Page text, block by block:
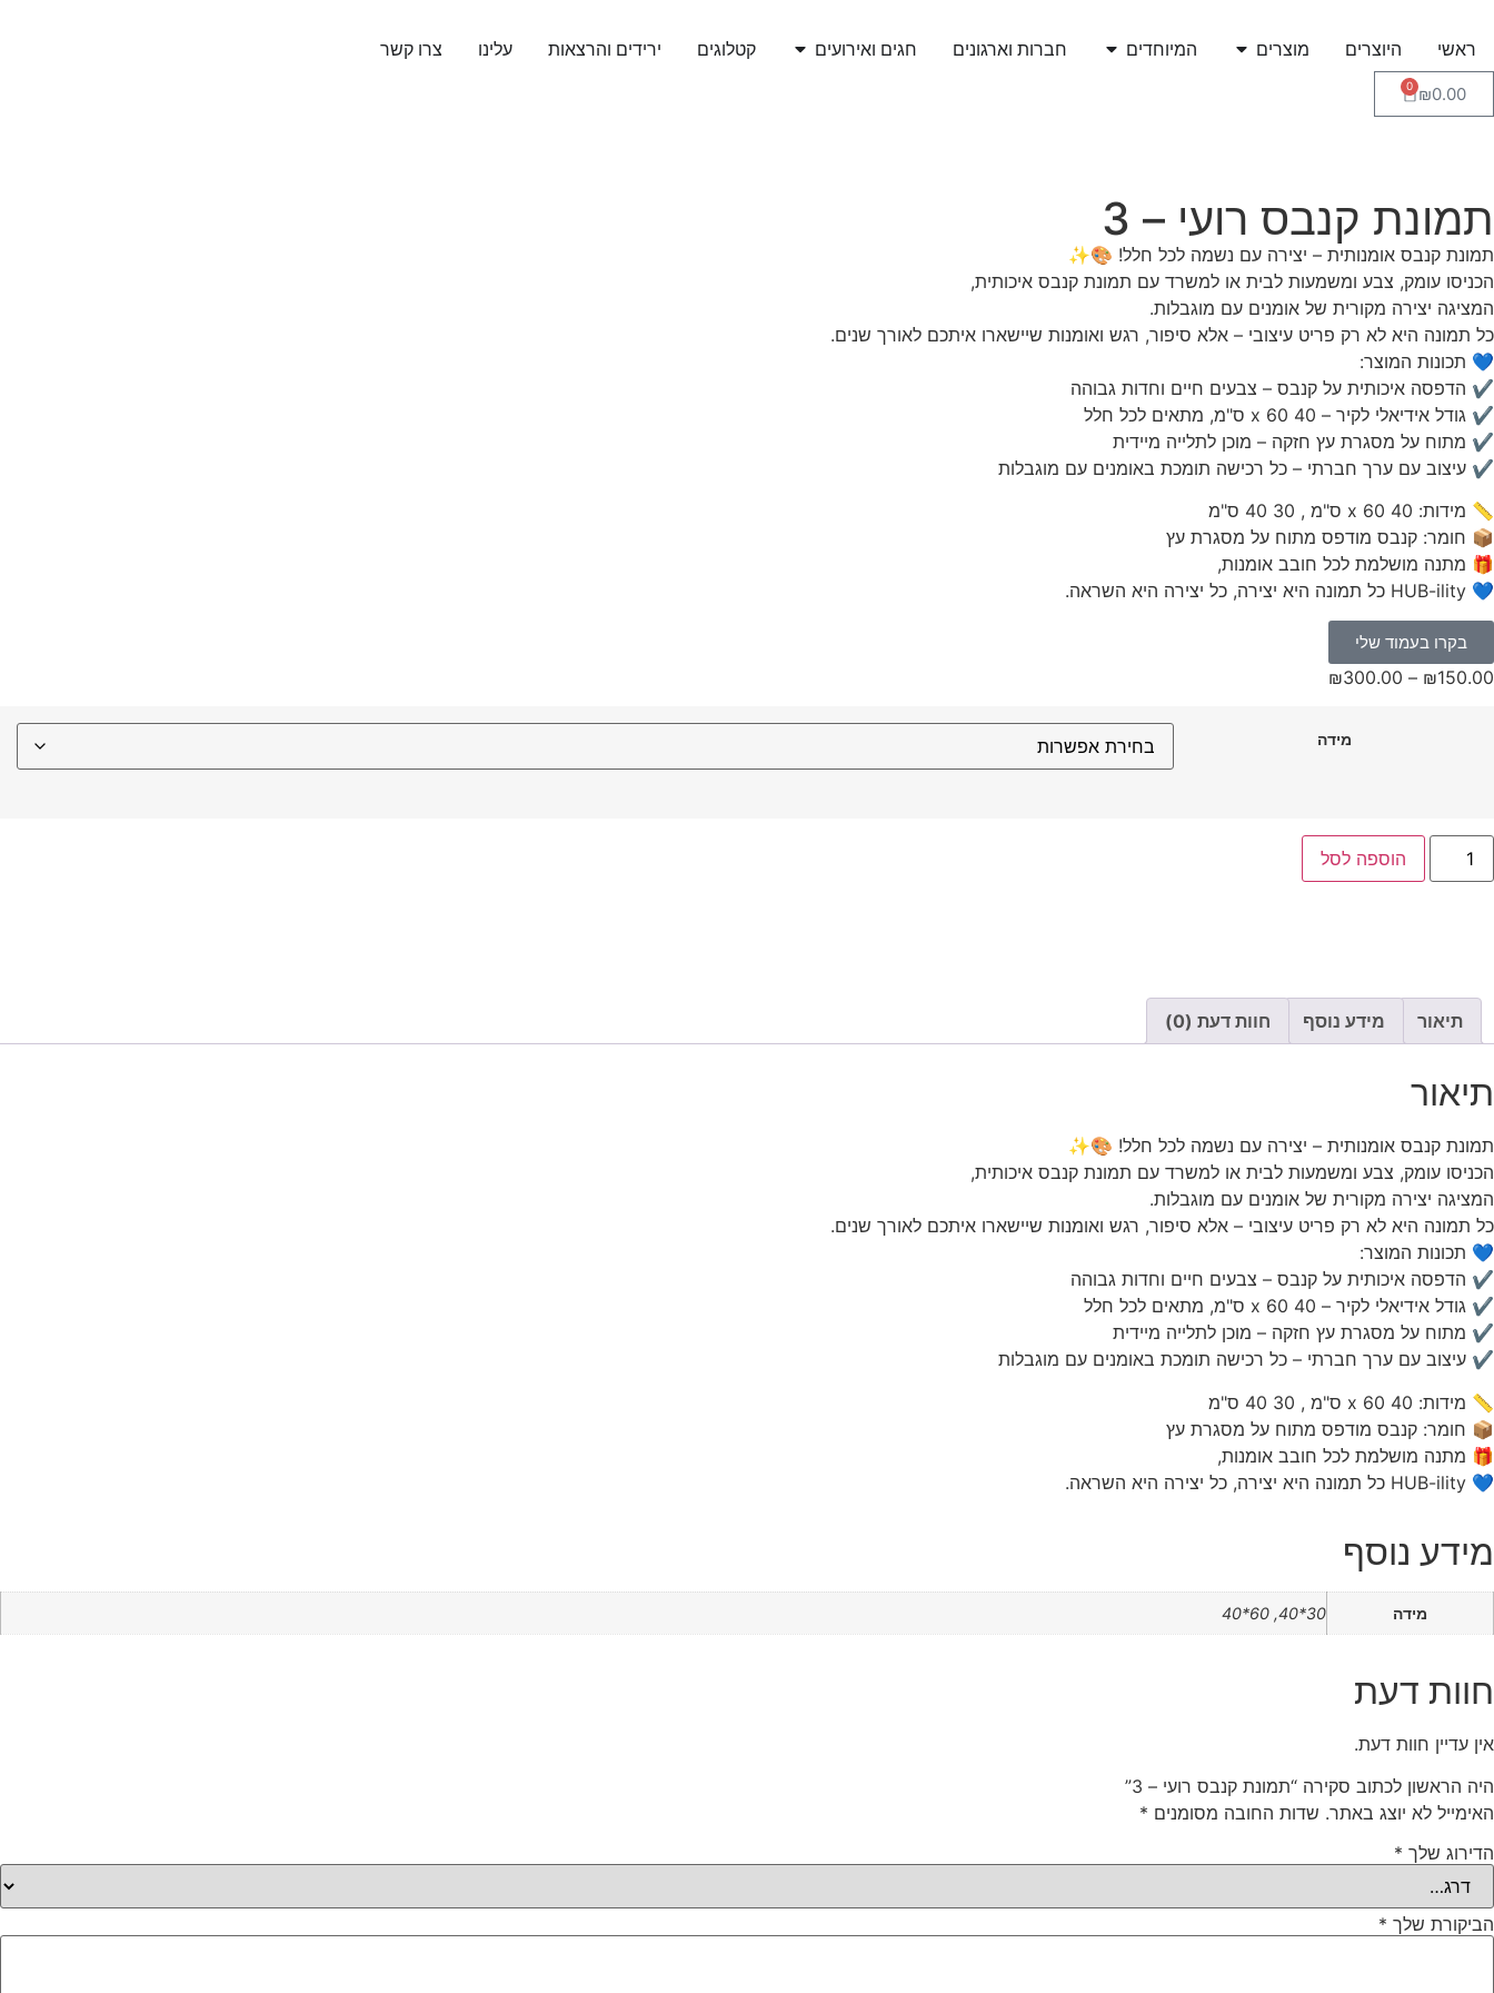
ראשי היוצרים מוצרים המיוחדים חברות וארגונים חגים ואירועים קטלוגים ירידים והרצאות עלינו צרו קשר
₪0.00
0
תמונת קנבס רועי – 3
תמונת קנבס אומנותית – יצירה עם נשמה לכל חלל! 🎨✨
הכניסו עומק, צבע ומשמעות לבית או למשרד עם תמונת קנבס איכותית,
המציגה יצירה מקורית של אומנים עם מוגבלות.
כל תמונה היא לא רק פריט עיצובי – אלא סיפור, רגש ואומנות שיישארו איתכם לאורך שנים.
💙 תכונות המוצר:
✔ הדפסה איכותית על קנבס – צבעים חיים וחדות גבוהה
✔ גודל אידיאלי לקיר – 40 x 60 ס"מ, מתאים לכל חלל
✔ מתוח על מסגרת עץ חזקה – מוכן לתלייה מיידית
✔ עיצוב עם ערך חברתי – כל רכישה תומכת באומנים עם מוגבלות
📏 מידות: 40 x 60 ס"מ , 30 40 ס"מ
📦 חומר: קנבס מודפס מתוח על מסגרת עץ
🎁 מתנה מושלמת לכל חובב אומנות,
💙 HUB-ility כל תמונה היא יצירה, כל יצירה היא השראה.
בקרו בעמוד שלי
₪150.00
–
₪300.00
מידה
הוספה לסל
תיאור מידע נוסף חוות דעת (0)
תיאור
תמונת קנבס אומנותית – יצירה עם נשמה לכל חלל! 🎨✨
הכניסו עומק, צבע ומשמעות לבית או למשרד עם תמונת קנבס איכותית,
המציגה יצירה מקורית של אומנים עם מוגבלות.
כל תמונה היא לא רק פריט עיצובי – אלא סיפור, רגש ואומנות שיישארו איתכם לאורך שנים.
💙 תכונות המוצר:
✔ הדפסה איכותית על קנבס – צבעים חיים וחדות גבוהה
✔ גודל אידיאלי לקיר – 40 x 60 ס"מ, מתאים לכל חלל
✔ מתוח על מסגרת עץ חזקה – מוכן לתלייה מיידית
✔ עיצוב עם ערך חברתי – כל רכישה תומכת באומנים עם מוגבלות
📏 מידות: 40 x 60 ס"מ , 30 40 ס"מ
📦 חומר: קנבס מודפס מתוח על מסגרת עץ
🎁 מתנה מושלמת לכל חובב אומנות,
💙 HUB-ility כל תמונה היא יצירה, כל יצירה היא השראה.
מידע נוסף
מידה 30*40, 60*40
חוות דעת
אין עדיין חוות דעת.
היה הראשון לכתוב סקירה “תמונת קנבס רועי – 3”
האימייל לא יוצג באתר. שדות החובה מסומנים *
הדירוג שלך *
הביקורת שלך *